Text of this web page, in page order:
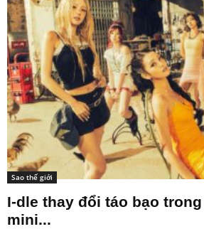
Sao thế giới
I-dle thay đổi táo bạo
mini...